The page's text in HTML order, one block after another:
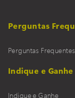
Perguntas Frequentes
Indique e Ganhe
Indique e Ganhe